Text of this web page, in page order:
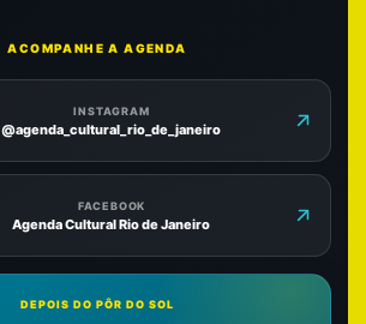
ACOMPANHE A AGENDA
INSTAGRAM
@agenda_cultural_rio_de_janeiro
FACEBOOK
Agenda Cultural Rio de Janeiro
DEPOIS DO PÔR DO SOL